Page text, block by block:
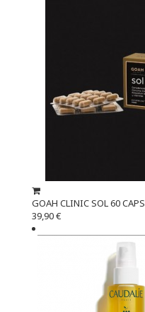
GOAH CLINIC SOL 60 CAPS
39,90 €